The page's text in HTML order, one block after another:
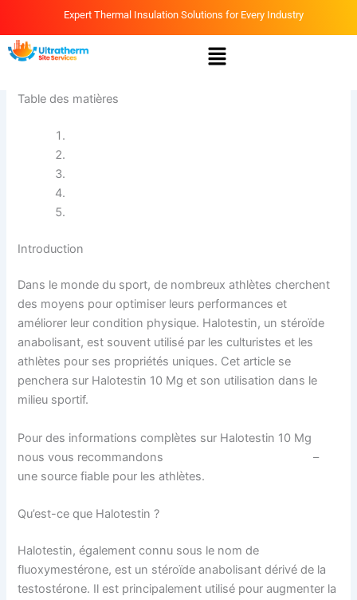
content
Expert Thermal Insulation Solutions for Every Industry
Menu
Table des matières
Introduction
Dans le monde du sport, de nombreux athlètes cherchent
des moyens pour optimiser leurs performances et
améliorer leur condition physique. Halotestin, un stéroïde
anabolisant, est souvent utilisé par les culturistes et les
athlètes pour ses propriétés uniques. Cet article se
penchera sur Halotestin 10 Mg et son utilisation dans le
milieu sportif.
Pour des informations complètes sur Halotestin 10 Mg
nous vous recommandons
–
une source fiable pour les athlètes.
Qu’est-ce que Halotestin ?
Halotestin, également connu sous le nom de
fluoxymestérone, est un stéroïde anabolisant dérivé de la
testostérone. Il est principalement utilisé pour augmenter la